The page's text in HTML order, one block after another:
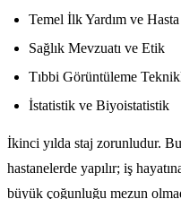
Temel İlk Yardım ve Hasta
Sağlık Mevzuatı ve Etik
Tıbbi Görüntüleme
İstatistik ve Biyoistatistik
İkinci yılda staj zorunludur.
hastanelerde yapılır; iş
büyük çoğunluğu mezun